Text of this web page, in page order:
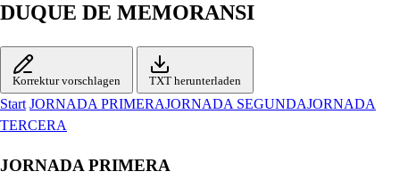
DUQUE DE MEMORANSI
Korrektur vorschlagen TXT herunterladen
Start JORNADA PRIMERAJORNADA SEGUNDAJORNADA
TERCERA
JORNADA PRIMERA